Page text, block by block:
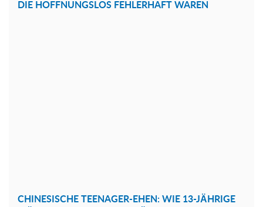
DIE HOFFNUNGSLOS FEHLERHAFT WAREN
CHINESISCHE TEENAGER-EHEN: WIE 13-JÄHRIGE